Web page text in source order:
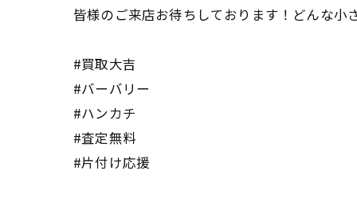
皆様のご来店お待ちしております！どんな小
#買取大吉
#バーバリー
#ハンカチ
#査定無料
#片付け応援